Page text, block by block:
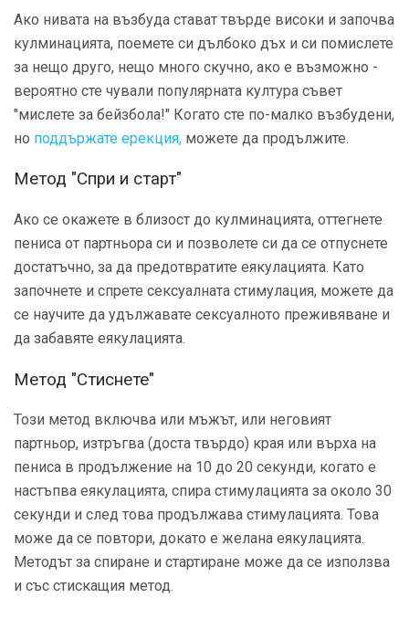
Ако нивата на възбуда стават твърде високи и започва
кулминацията, поемете си дълбоко дъх и си помислете
за нещо друго, нещо много скучно, ако е възможно -
вероятно сте чували популярната култура съвет
"мислете за бейзбола!" Когато сте по-малко възбудени,
но поддържате ерекция, можете да продължите.
Метод "Спри и старт"
Ако се окажете в близост до кулминацията, оттегнете
пениса от партньора си и позволете си да се отпуснете
достатъчно, за да предотвратите еякулацията. Като
започнете и спрете сексуалната стимулация, можете да
се научите да удължавате сексуалното преживяване и
да забавяте еякулацията.
Метод "Стиснете"
Този метод включва или мъжът, или неговият
партньор, изтръгва (доста твърдо) края или върха на
пениса в продължение на 10 до 20 секунди, когато е
настъпва еякулацията, спира стимулацията за около 30
секунди и след това продължава стимулацията. Това
може да се повтори, докато е желана еякулацията.
Методът за спиране и стартиране може да се използва
и със стискащия метод.